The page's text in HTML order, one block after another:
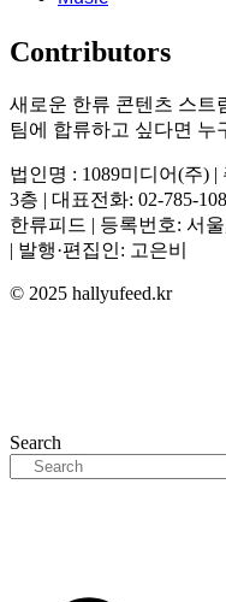
Contributors
새로운 한류 콘텐츠 스트
팀에 합류하고 싶다면 누
법인명 : 1089미디어(주)
3층 | 대표전화: 02-785-
한류피드 | 등록번호: 서
| 발행·편집인: 고은비
© 2025 hallyufeed.kr
Search